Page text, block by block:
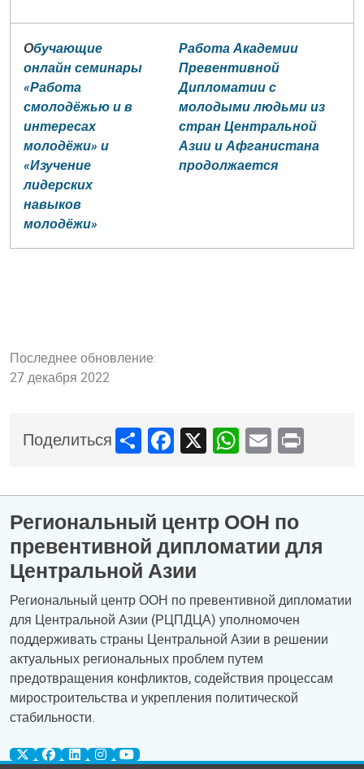
Обучающие
онлайн семинары
«Работа
смолодёжью и в
интересах
молодёжи» и
«Изучение
лидерских
навыков
молодёжи»
Работа Академии
Превентивной
Дипломатии с
молодыми людьми из
стран Центральной
Азии и Афганистана
продолжается
Последнее обновление:
27 декабря 2022
ПоделитьсяShareFacebook
X WhatsApp
Email
Print
Региональный центр ООН по
превентивной дипломатии для
Центральной Азии
Региональный центр ООН по превентивной дипломатии
для Центральной Азии (РЦПДЦА) уполномочен
поддерживать страны Центральной Азии в решении
актуальных региональных проблем путем
предотвращения конфликтов, содействия процессам
миростроительства и укрепления политической
стабильности.